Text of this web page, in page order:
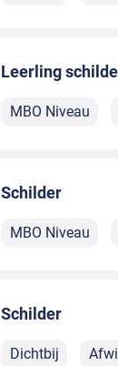
Leerling
MBO Niveau
Schilder
MBO Niveau
Schilder
Dichtbij